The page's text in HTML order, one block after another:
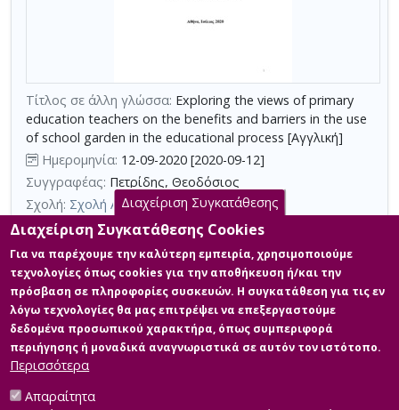
κριτηρίων
αναζήτησης
Τίτλος σε άλλη γλώσσα: Exploring the views of primary
education teachers on the benefits and barriers in the use
of school garden in the educational process [Αγγλική]
Ημερομηνία: 12-09-2020 [2020-09-12]
Συγγραφέας: Πετρίδης, Θεοδόσιος
Σχολή: Σχολή Ανθρωπιστικών Επιστημών
Τμήμα: Επιστήμες της Αγωγής (ΕΚΠ)
Περίληψη (Abstract):
Αντικείμενο της παρούσας εργασίας
αποτέλεσε η μελέτη του ρόλου που μπορεί να διαδραματίσει
ένα δυνητικά πολυσχιδές εκπαιδευτικό εργαλείο, όπως ο
σχολικός κήπος, στην εκπαιδευτική πράξη στο πλαίσιο της ΕΑΑ
και κατ’ επέκταση, στην προσπάθεια για ένα πιο βιώσιμο μέλλον.
Στόχος της μελέτης ήταν η καταγραφή και διερεύνηση των
απόψεων εκπαιδευτικών πρωτοβάθμιας εκπαίδευσης, με βάση
την εμπειρία τους από...
Διαχείριση Συγκατάθεσης
Διαχείριση Συγκατάθεσης Cookies
Για να παρέχουμε την καλύτερη εμπειρία, χρησιμοποιούμε
τεχνολογίες όπως cookies για την αποθήκευση ή/και την
πρόσβαση σε πληροφορίες συσκευών. Η συγκατάθεση για τις εν
λόγω τεχνολογίες θα μας επιτρέψει να επεξεργαστούμε
δεδομένα προσωπικού χαρακτήρα, όπως συμπεριφορά
περιήγησης ή μοναδικά αναγνωριστικά σε αυτόν τον ιστότοπο.
Περισσότερα
Απαραίτητα